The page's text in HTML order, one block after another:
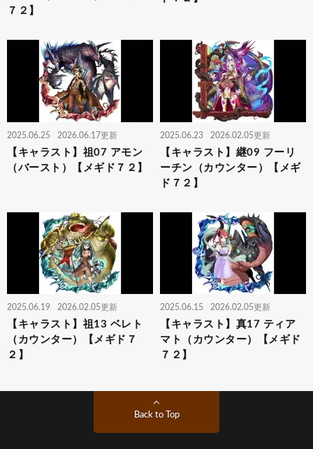
７２】
2025.06.25 2026.06.17更新
【キャラスト】祖07 アモン
（バースト）【メギド７２】
2025.06.23 2026.02.05更新
【キャラスト】継09 フーリ
ーチン（カウンター）【メギ
ド７２】
2025.06.19 2026.02.05更新
【キャラスト】祖13 ベレト
（カウンター）【メギド７
２】
2025.06.15 2026.02.05更新
【キャラスト】真17 ティア
マト（カウンター）【メギド
７２】
Back to Top